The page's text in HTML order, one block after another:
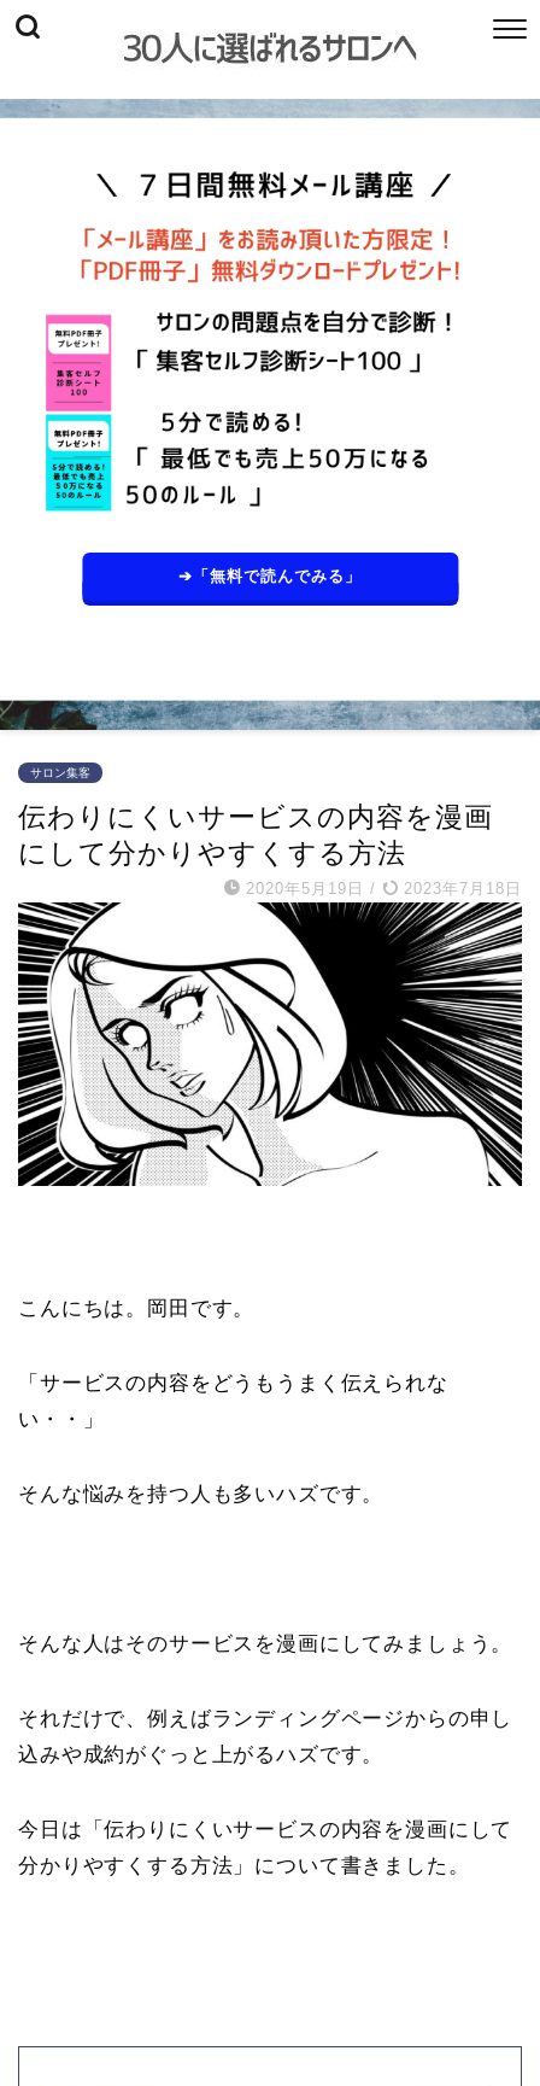
➔「無料で読んでみる」
サロン集客
伝わりにくいサービスの内容を漫画
にして分かりやすくする方法
2020年5月19日 / 2023年7月18日
こんにちは。岡田です。
「サービスの内容をどうもうまく伝えられな
い・・」
そんな悩みを持つ人も多いハズです。
そんな人はそのサービスを漫画にしてみましょう。
それだけで、例えばランディングページからの申し
込みや成約がぐっと上がるハズです。
今日は「伝わりにくいサービスの内容を漫画にして
分かりやすくする方法」について書きました。